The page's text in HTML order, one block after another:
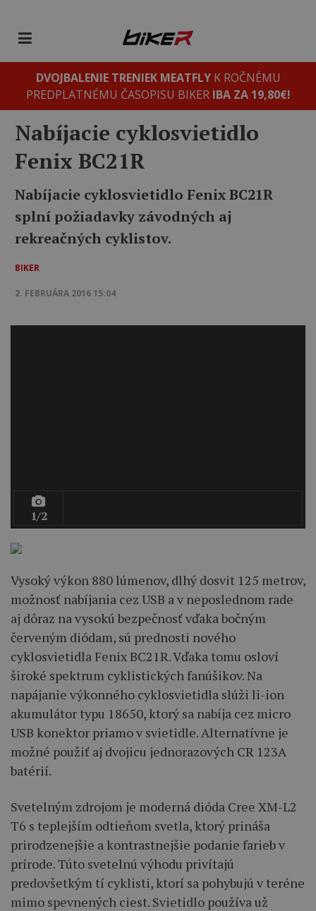
DVOJBALENIE TRENIEK MEATFLYK ROČNÉMU
PREDPLATNÉMU ČASOPISU BIKER IBA ZA 19,80€!
Nabíjacie cyklosvietidlo
Fenix BC21R
Nabíjacie cyklosvietidlo Fenix BC21R
splní požiadavky závodných aj
rekreačných cyklistov.
BIKER
2. FEBRUÁRA 2016 15:04
1/2
Vysoký výkon 880 lúmenov, dlhý dosvit 125 metrov,
možnosť nabíjania cez USB a v neposlednom rade
aj dôraz na vysokú bezpečnosť vďaka bočným
červeným diódam, sú prednosti nového
cyklosvietidla Fenix BC21R. Vďaka tomu osloví
široké spektrum cyklistických fanúšikov. Na
napájanie výkonného cyklosvietidla slúži li-ion
akumulátor typu 18650, ktorý sa nabíja cez micro
USB konektor priamo v svietidle. Alternatívne je
možné použiť aj dvojicu jednorazových CR 123A
batérií.
Svetelným zdrojom je moderná dióda Cree XM-L2
T6 s teplejším odtieňom svetla, ktorý prináša
prirodzenejšie a kontrastnejšie podanie farieb v
prírode. Túto svetelnú výhodu privítajú
predovšetkým tí cyklisti, ktorí sa pohybujú v teréne
mimo spevnených ciest. Svietidlo používa už